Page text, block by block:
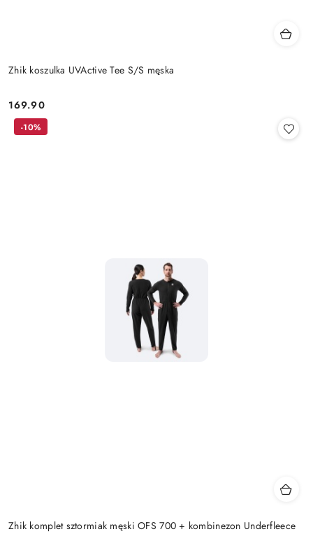
Zhik koszulka UVActive Tee S/S męska
Cena:
169.90
Zhik komplet sztormiak męski OFS 700 + kombinezon Underfleece
-10%